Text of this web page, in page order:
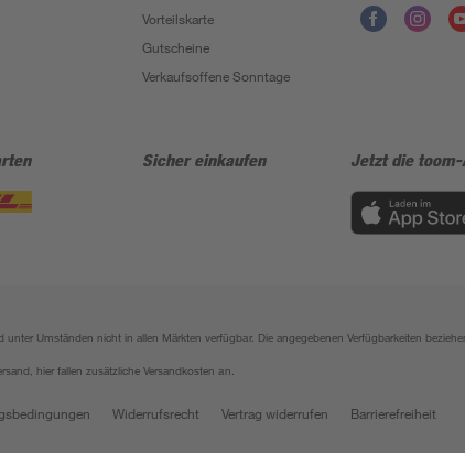
Vorteilskarte
Gutscheine
Verkaufsoffene Sonntage
Sicher einkaufen Jetzt die
Umständen nicht in allen Märkten verfügbar. Die angegebenen Verfügbarkeiten
hier fallen zusätzliche Versandkosten an.
Widerrufsrecht Vertrag widerrufen Barrierefreiheit